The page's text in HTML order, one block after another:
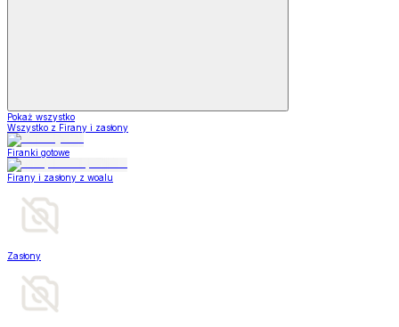
Pokaż wszystko
Wszystko z Firany i zasłony
Firanki gotowe
Firany i zasłony z woalu
Zasłony